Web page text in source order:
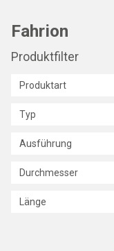
Fahrion
Produktfilter
Produktart
Typ
Ausführung
Durchmesser
Länge